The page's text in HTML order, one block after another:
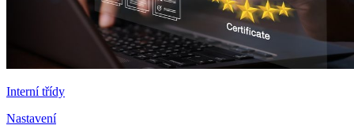
Interní třídy
Nastavení